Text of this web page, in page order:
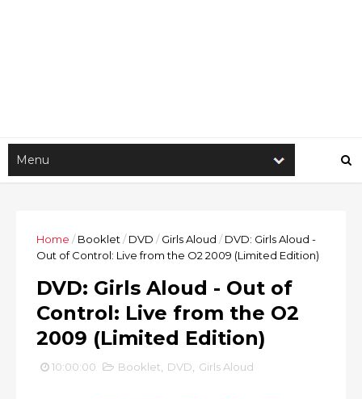
Home / Booklet / DVD / Girls Aloud / DVD: Girls Aloud -
Out of Control: Live from the O2 2009 (Limited Edition)
DVD: Girls Aloud - Out of
Control: Live from the O2
2009 (Limited Edition)
10:00:00 Booklet DVD Girls Aloud